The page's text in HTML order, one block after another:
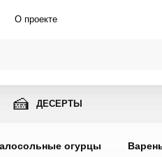
О проекте
🍰 ДЕСЕРТЫ
огурцы